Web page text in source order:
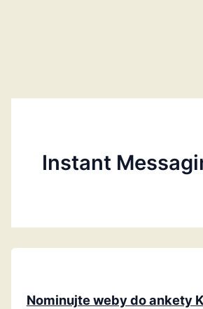
Instant
Nominujte weby do ankety